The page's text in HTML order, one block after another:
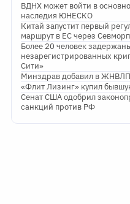
ВДНХ может войти в
наследия ЮНЕСКО
Китай запустит первый
маршрут в ЕС через
Более 20 человек
незарегистрированных
Сити»
Минздрав добавил в ЖНВЛП
«Флит Лизинг» купил
Сенат США одобрил
санкций против РФ